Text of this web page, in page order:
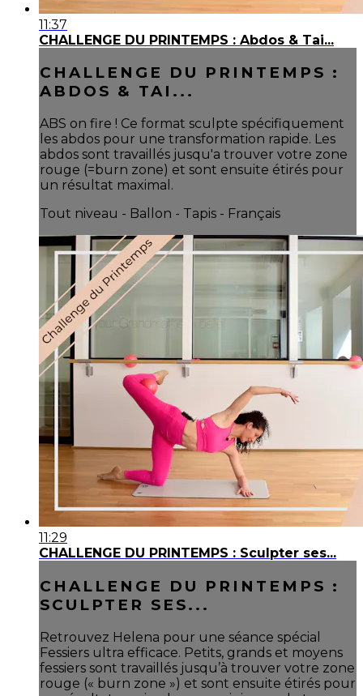
11:37
CHALLENGE DU PRINTEMPS : Abdos & Tai...
CHALLENGE DU PRINTEMPS :
ABDOS & TAI...
ABS on fire ! Ce format sculpte spécifiquement
les abdos pour une transformation rapide. Les
abdos sont travaillés jusqu'a trouver votre zone
rouge (=burn zone) et sont ensuite étirés pour
un résultat maximal.
Tout niveau - Ballon - Tapis - Français
11:29
CHALLENGE DU PRINTEMPS : Sculpter ses...
CHALLENGE DU PRINTEMPS :
SCULPTER SES...
Retrouvez Helena pour une séance spécial
Fessiers ultra efficace. Petits, grands et moyens
fessiers sont travaillés jusqu’à trouver votre zone
rouge (« burn zone ») et sont ensuite étirés pour